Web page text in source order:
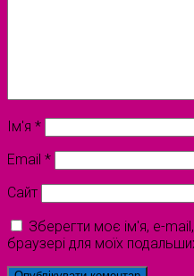
Ім'я *
Email *
Сайт
Зберегти моє ім'я, e-
браузері для моїх